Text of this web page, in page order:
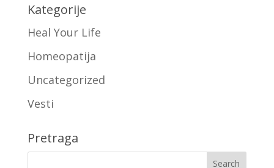
Kategorije
Heal Your Life
Homeopatija
Uncategorized
Vesti
Pretraga